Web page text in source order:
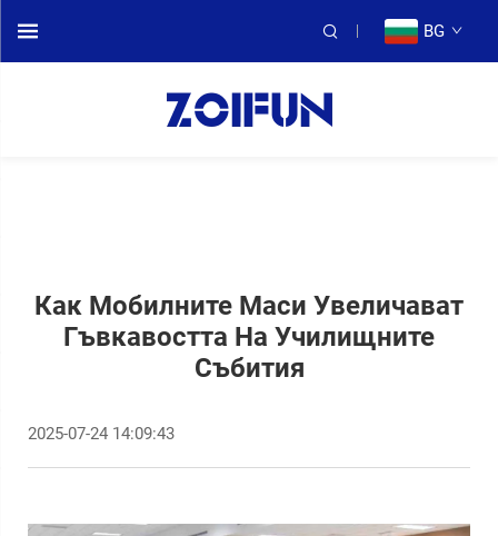
BG
Как Мобилните Маси Увеличават
Гъвкавостта На Училищните
Събития
2025-07-24 14:09:43